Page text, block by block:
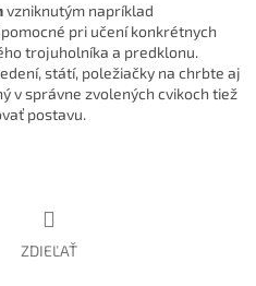
vzniknutým napríklad
pri učení konkrétnych
trojuholníka a predklonu.
státí, poležiačky na chrbte aj
v správne zvolených cvikoch tiež
postavu.
ZDIEĽAŤ